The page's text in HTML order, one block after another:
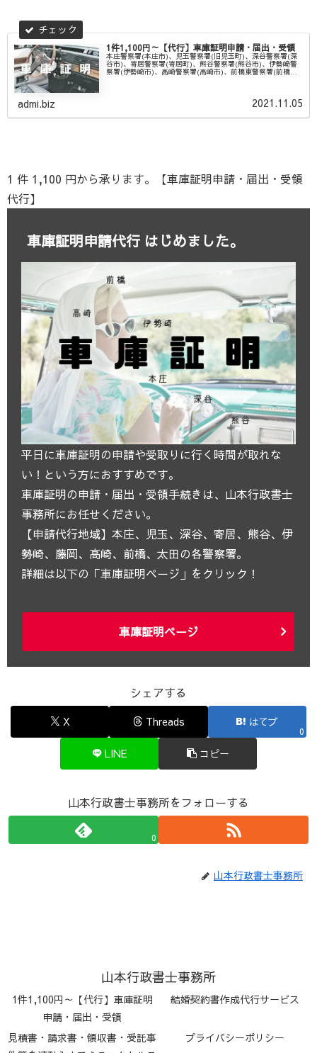
1件1,100円～【代行】車庫証明申請・届出・受領
本庄警察署(本庄市)、児玉警察署(旧児玉町)、深谷警察署(深
谷市)、寄居警察署(寄居町)、熊谷警察署(熊谷市)、伊勢崎警
察署(伊勢崎市)、高崎警察署(高崎市)、前橋東警察署(前橋
要！といったお悩みをお持ちの方は是非、山本行政書士事務
admi.biz 2021.11.05
1 件 1,100 円から承ります。【車庫証明申請・届出・受領
代行】
車庫証明申請代行 はじめました。
平日に車庫証明の申請や受取りに行く時間が取れな
い！という方におすすめです。
車庫証明の申請・届出・受領手続きは、山本行政書士
事務所にお任せください。
【申請代行地域】本庄、児玉、深谷、寄居、熊谷、伊
勢崎、藤岡、高崎、前橋、太田の各警察署。
詳細は以下の「車庫証明ページ」をクリック！
車庫証明ページ
シェアする
X Threads はてブ
0
LINE コピー
山本行政書士事務所をフォローする
0
山本行政書士事務所
山本行政書士事務所
1件1,100円～【代行】車庫証明
申請・届出・受領
結婚契約書作成代行サービス
見積書・請求書・領収書・受託事
プライバシーポリシー